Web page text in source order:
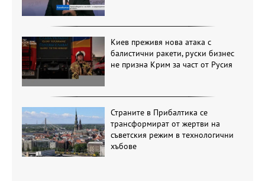
Киев преживя нова атака с
балистични ракети, руски бизнес
не призна Крим за част от Русия
Страните в Прибалтика се
трансформират от жертви на
съветския режим в технологични
хъбове